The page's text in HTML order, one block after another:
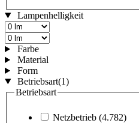
Lampenhelligkeit
Farbe
Material
Form
Betriebsart(1)
Betriebsart
Netzbetrieb (4.782)